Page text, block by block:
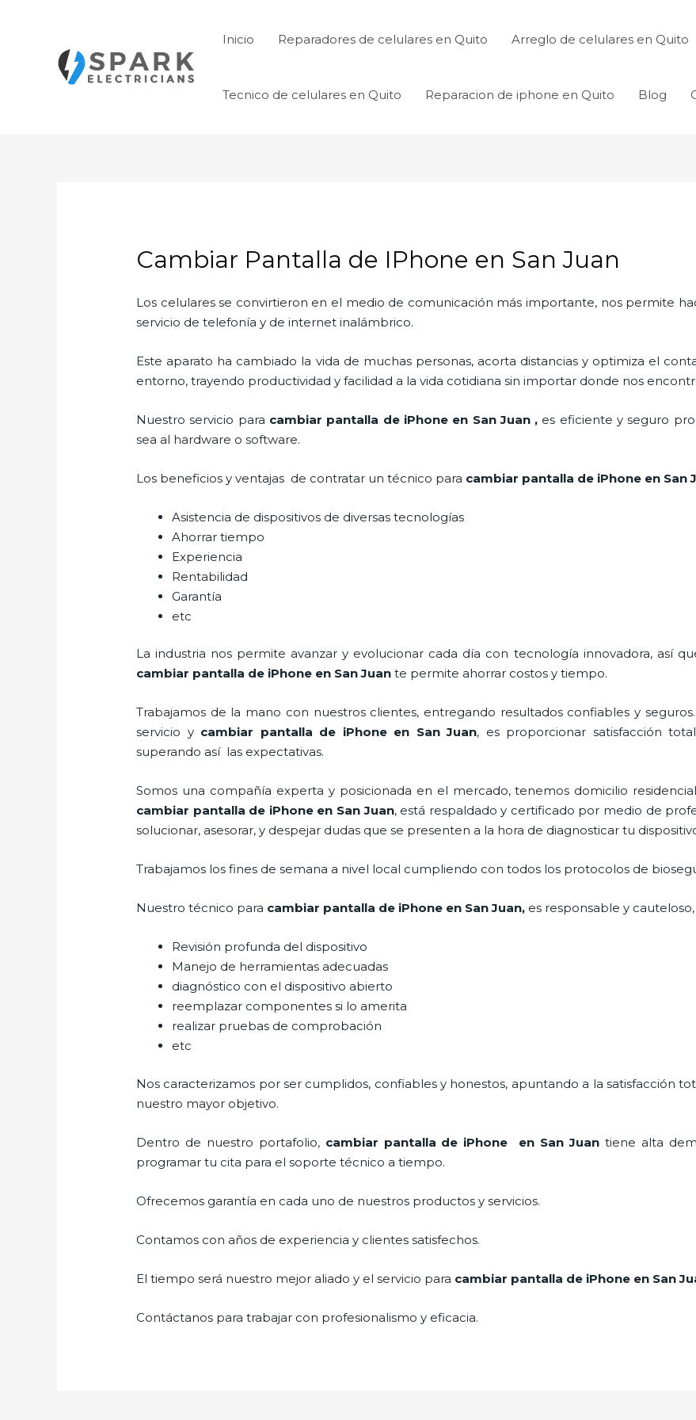
Inicio Reparadores de celulares en Quito Arreglo de celulares en Quito
Tecnico de celulares en Quito Reparacion de iphone en Quito Blog
Cambiar Pantalla de IPhone en San Juan
Los celulares se convirtieron en el medio de comunicación más importante, nos permite
servicio de telefonía y de internet inalámbrico.
Este aparato ha cambiado la vida de muchas personas, acorta distancias y optimiza el
entorno, trayendo productividad y facilidad a la vida cotidiana sin importar donde nos
Nuestro servicio para cambiar pantalla de iPhone en San Juan , es eficiente y seguro
sea al hardware o software.
Los beneficios y ventajas de contratar un técnico para cambiar pantalla de iPhone en San
Asistencia de dispositivos de diversas tecnologías
Ahorrar tiempo
Experiencia
Rentabilidad
Garantía
etc
La industria nos permite avanzar y evolucionar cada día con tecnología innovadora, así
cambiar pantalla de iPhone en San Juan te permite ahorrar costos y tiempo.
Trabajamos de la mano con nuestros clientes, entregando resultados confiables y
servicio y cambiar pantalla de iPhoneen San Juan, es proporcionar satisfacción
superando así las expectativas.
Somos una compañía experta y posicionada en el mercado, tenemos domicilio
cambiar pantalla de iPhone en San Juan, está respaldado y certificado por medio de
solucionar, asesorar, y despejar dudas que se presenten a la hora de diagnosticar tu
Trabajamos los fines de semana a nivel local cumpliendo con todos los protocolos de
Nuestro técnico para cambiar pantalla de iPhone en San Juan, es responsable y
Revisión profunda del dispositivo
Manejo de herramientas adecuadas
diagnóstico con el dispositivo abierto
reemplazar componentes si lo amerita
realizar pruebas de comprobación
etc
Nos caracterizamos por ser cumplidos, confiables y honestos, apuntando a la satisfacción
nuestro mayor objetivo.
Dentro de nuestro portafolio, cambiar pantalla de iPhone en San Juantiene alta
programar tu cita para el soporte técnico a tiempo.
Ofrecemos garantía en cada uno de nuestros productos y servicios.
Contamos con años de experiencia y clientes satisfechos.
El tiempo será nuestro mejor aliado y el servicio para cambiar pantalla de iPhone en San
Contáctanos para trabajar con profesionalismo y eficacia.